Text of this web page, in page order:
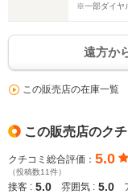
※一部ダイヤ
遠方か
この販売店の在庫一覧
この販売店のクチ
クチコミ総合評価： 5.0
（投稿数11件）
接客 : 5.0 雰囲気 : 5.0
※保存
いいえ